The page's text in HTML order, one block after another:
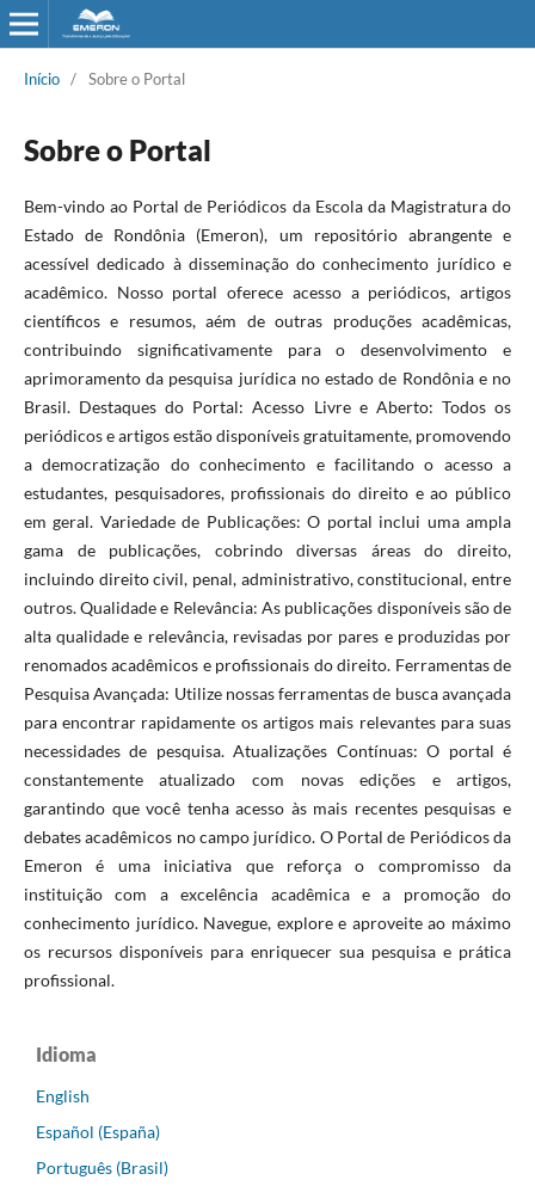
Início / Sobre o Portal
Sobre o Portal
Bem-vindo ao Portal de Periódicos da Escola da Magistratura do
Estado de Rondônia (Emeron), um repositório abrangente e
acessível dedicado à disseminação do conhecimento jurídico e
acadêmico. Nosso portal oferece acesso a periódicos, artigos
científicos e resumos, aém de outras produções acadêmicas,
contribuindo significativamente para o desenvolvimento e
aprimoramento da pesquisa jurídica no estado de Rondônia e no
Brasil. Destaques do Portal: Acesso Livre e Aberto: Todos os
periódicos e artigos estão disponíveis gratuitamente, promovendo
a democratização do conhecimento e facilitando o acesso a
estudantes, pesquisadores, profissionais do direito e ao público
em geral. Variedade de Publicações: O portal inclui uma ampla
gama de publicações, cobrindo diversas áreas do direito,
incluindo direito civil, penal, administrativo, constitucional, entre
outros. Qualidade e Relevância: As publicações disponíveis são de
alta qualidade e relevância, revisadas por pares e produzidas por
renomados acadêmicos e profissionais do direito. Ferramentas de
Pesquisa Avançada: Utilize nossas ferramentas de busca avançada
para encontrar rapidamente os artigos mais relevantes para suas
necessidades de pesquisa. Atualizações Contínuas: O portal é
constantemente atualizado com novas edições e artigos,
garantindo que você tenha acesso às mais recentes pesquisas e
debates acadêmicos no campo jurídico. O Portal de Periódicos da
Emeron é uma iniciativa que reforça o compromisso da
instituição com a excelência acadêmica e a promoção do
conhecimento jurídico. Navegue, explore e aproveite ao máximo
os recursos disponíveis para enriquecer sua pesquisa e prática
profissional.
Idioma
English
Español (España)
Português (Brasil)